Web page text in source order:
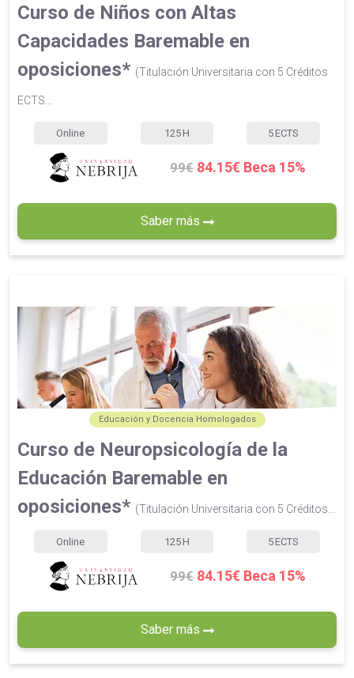
Curso de Niños con Altas
Capacidades Baremable en
oposiciones* (Titulación Universitaria con 5 Créditos
ECTS...
Online 125 H 5 ECTS
99€ 84.15€ Beca 15%
Saber más
Educación y Docencia Homologados
Curso de Neuropsicología de la
Educación Baremable en
oposiciones* (Titulación Universitaria con 5 Créditos...
Online 125 H 5 ECTS
99€ 84.15€ Beca 15%
Saber más